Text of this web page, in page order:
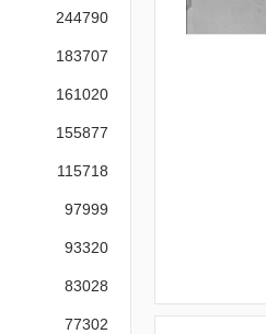
244790
183707
161020
155877
115718
97999
93320
83028
77302